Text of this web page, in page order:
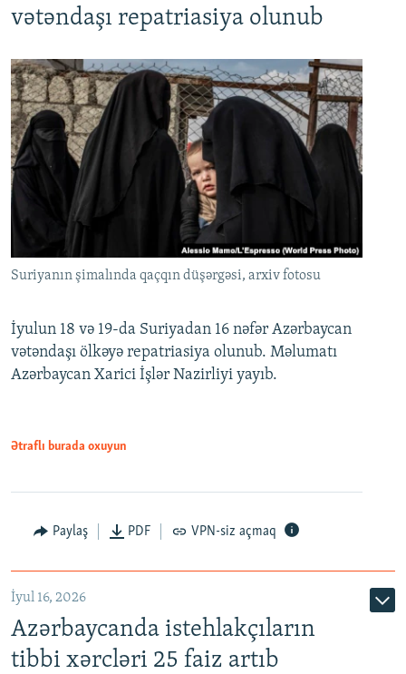
vətəndaşı repatriasiya olunub
Suriyanın şimalında qaçqın düşərgəsi, arxiv fotosu
İyulun 18 və 19-da Suriyadan 16 nəfər Azərbaycan
vətəndaşı ölkəyə repatriasiya olunub. Məlumatı
Azərbaycan Xarici İşlər Nazirliyi yayıb.
Ətraflı burada oxuyun
Paylaş PDF VPN-siz açmaq
İyul 16, 2026
Azərbaycanda istehlakçıların
tibbi xərcləri 25 faiz artıb